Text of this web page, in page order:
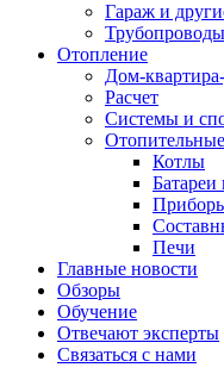
Гараж и
Отопление
Дом-
Расчет
Системы и
Котлы
Батареи
Печи
Главные новости
Обзоры
Обучение
Отвечают эксперты
Связаться с нами